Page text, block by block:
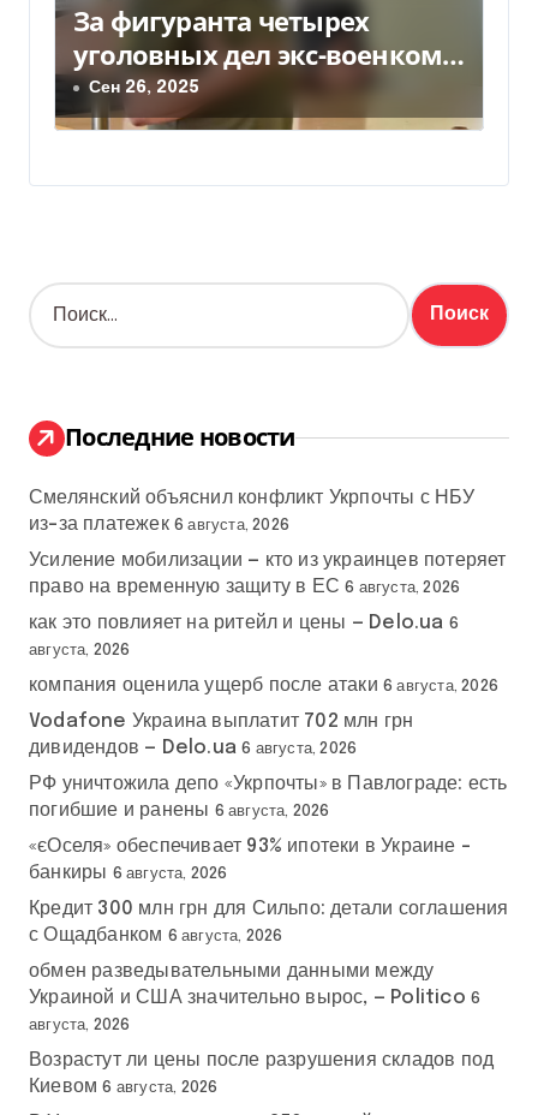
За фигуранта четырех
уголовных дел экс-военкома
Борисова внесли более 44
млн залога
Сен 26, 2025
Н
а
:
Последние новости
Смелянский объяснил конфликт Укрпочты с НБУ
из-за платежек 6 августа, 2026
Усиление мобилизации — кто из украинцев потеряет
право на временную защиту в ЕС 6 августа, 2026
как это повлияет на ритейл и цены — Delo.ua 6
августа, 2026
компания оценила ущерб после атаки 6 августа, 2026
Vodafone Украина выплатит 702 млн грн
дивидендов — Delo.ua 6 августа, 2026
РФ уничтожила депо «Укрпочты» в Павлограде: есть
погибшие и ранены 6 августа, 2026
«єОселя» обеспечивает 93% ипотеки в Украине –
банкиры 6 августа, 2026
Кредит 300 млн грн для Сильпо: детали соглашения
с Ощадбанком 6 августа, 2026
обмен разведывательными данными между
Украиной и США значительно вырос, — Politico 6
августа, 2026
Возрастут ли цены после разрушения складов под
Киевом 6 августа, 2026